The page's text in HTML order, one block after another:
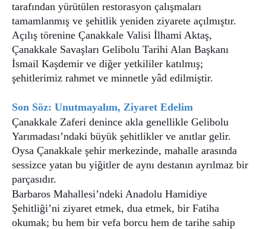
tarafından yürütülen restorasyon çalışmaları
tamamlanmış ve şehitlik yeniden ziyarete açılmıştır.
Açılış törenine Çanakkale Valisi İlhami Aktaş,
Çanakkale Savaşları Gelibolu Tarihi Alan Başkanı
İsmail Kaşdemir ve diğer yetkililer katılmış;
şehitlerimiz rahmet ve minnetle yâd edilmiştir.
Son Söz: Unutmayalım, Ziyaret Edelim
Çanakkale Zaferi denince akla genellikle Gelibolu
Yarımadası’ndaki büyük şehitlikler ve anıtlar gelir.
Oysa Çanakkale şehir merkezinde, mahalle arasında
sessizce yatan bu yiğitler de aynı destanın ayrılmaz bir
parçasıdır.
Barbaros Mahallesi’ndeki Anadolu Hamidiye
Şehitliği’ni ziyaret etmek, dua etmek, bir Fatiha
okumak; bu hem bir vefa borcu hem de tarihe sahip